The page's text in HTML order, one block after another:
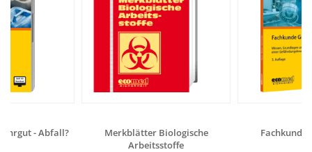
- Abfall?
Merkblätter Biologische
Arbeitsstoffe
Fachkunde